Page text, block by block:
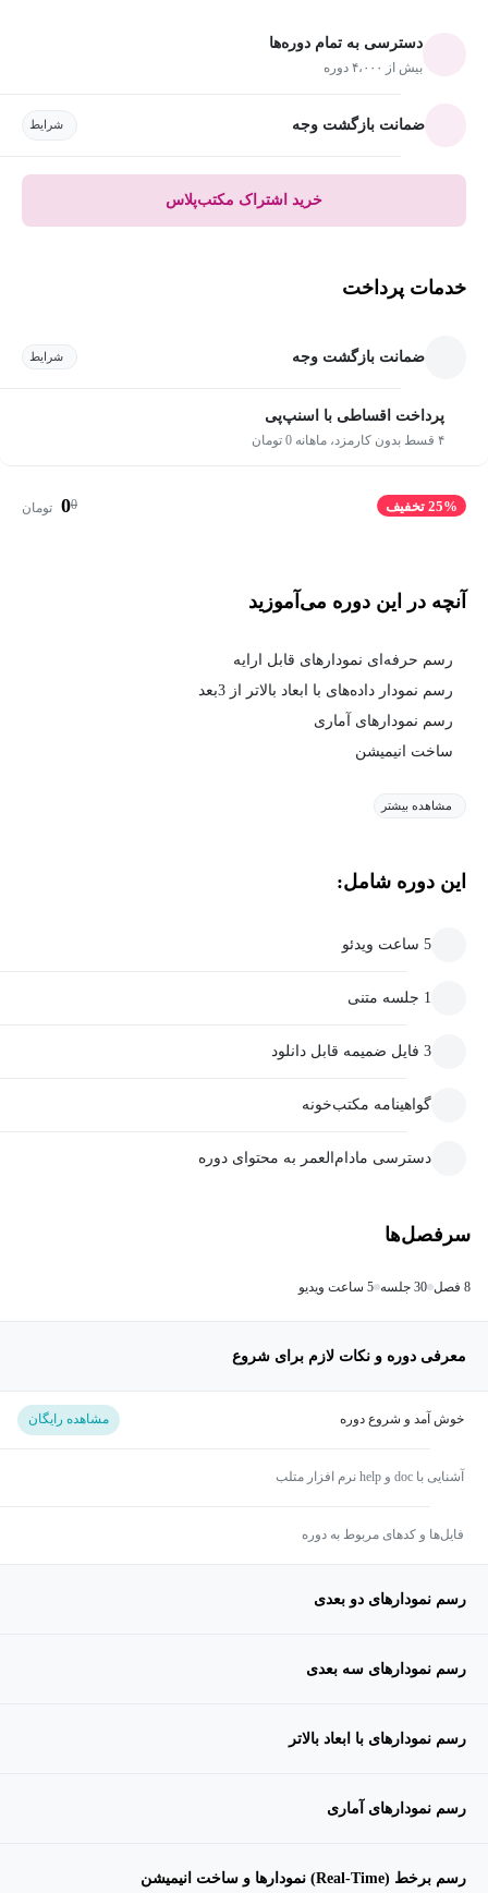
دسترسی به تمام دوره‌ها
بیش از ۴،۰۰۰ دوره
ضمانت بازگشت وجه شرایط
خرید اشتراک مکتب‌پلاس
خدمات پرداخت
ضمانت بازگشت وجه شرایط
پرداخت اقساطی با اسنپ‌پی
۴ قسط بدون کارمزد، ماهانه 0 تومان
25% تخفیف 0
0 تومان
آنچه در این دوره می‌آموزید
رسم حرفه‌ای نمودارهای قابل ارایه
رسم نمودار داده‌های با ابعاد بالاتر از 3بعد
رسم نمودارهای آماری
ساخت انیمیشن
مشاهده بیشتر
این دوره شامل:
5 ساعت ویدئو
1 جلسه متنی
3 فایل ضمیمه قابل دانلود
گواهینامه مکتب‌خونه
دسترسی مادام‌العمر به محتوای دوره
سرفصل‌ها
8 فصل 30 جلسه 5 ساعت ویدیو
معرفی دوره و نکات لازم برای شروع
خوش آمد و شروع دوره مشاهده رایگان
آشنایی با doc و help نرم افزار متلب
فایل‌ها و کدهای مربوط به دوره
رسم نمودارهای دو بعدی
رسم نمودارهای سه بعدی
رسم نمودارهای با ابعاد بالاتر
رسم نمودارهای آماری
رسم برخط (Real-Time) نمودارها و ساخت انیمیشن